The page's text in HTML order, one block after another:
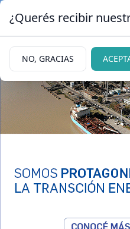
CAMBIO RADICAL | 20/
El jugado
Juanita
escándalo
Marcelo
¿Querés recibir
NO, GRACIAS